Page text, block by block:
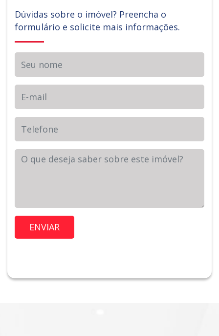
Dúvidas sobre o imóvel? Preencha o
formulário e solicite mais informações.
Telefone
Sua Mensagem